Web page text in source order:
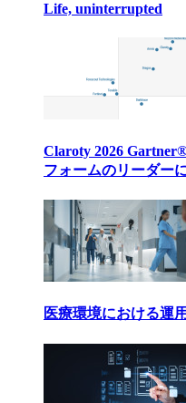
Life, uninterrupted
Claroty 2026
フォームのリーダー
医療環境における運